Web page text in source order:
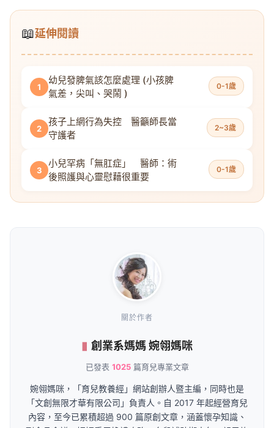
📖延伸閱讀
1
幼兒發脾氣該怎麼處理 (小孩脾
氣差，尖叫、哭鬧 )
0-1歲
2
孩子上網行為失控 醫籲師長當
守護者
2~3歲
3
小兒罕病「無肛症」 醫師：術
後照護與心靈慰藉很重要
0-1歲
關於作者
創業系媽媽 婉翎媽咪
已發表 1025篇育兒專業文章
婉翎媽咪，「育兒教養經」網站創辦人暨主編，同時也是
「文創無限才華有限公司」負責人。自 2017 年起經營育兒
內容，至今已累積超過 900 篇原創文章，涵蓋懷孕知識、